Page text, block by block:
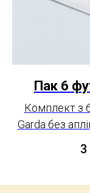
Пак 6
Комплект з
Garda без
3